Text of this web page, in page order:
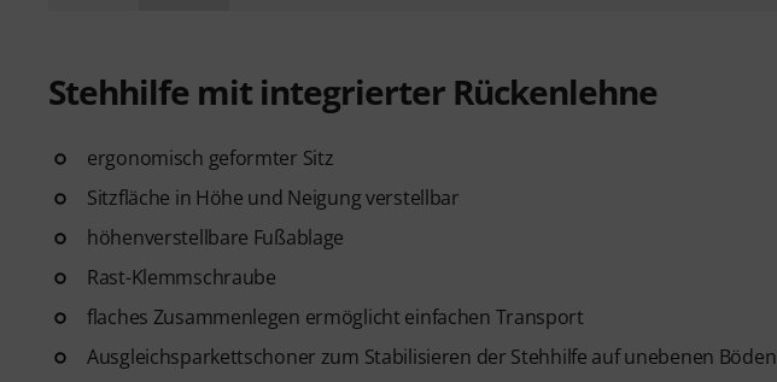
Stehhilfe mit integrierter Rückenlehne
ergonomisch geformter Sitz
Sitzfläche in Höhe und Neigung verstellbar
höhenverstellbare Fußablage
Rast-Klemmschraube
flaches Zusammenlegen ermöglicht einfachen Transport
Ausgleichsparkettschoner zum Stabilisieren der Stehhilfe auf unebenen Böden